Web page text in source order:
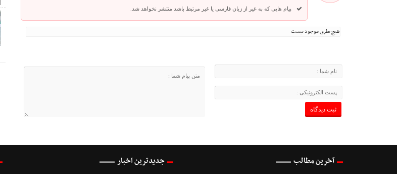
پیام هایی که به غیر از زبان فارسی یا غیر مرتبط باشد منتشر نخواهد شد.
هیچ نظری موجود نیست
آخرین مطالب جدیدترین اخبار